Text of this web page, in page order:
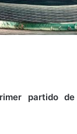
partido